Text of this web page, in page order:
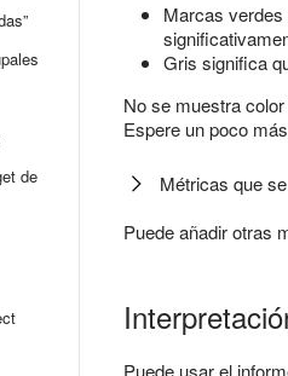
de
Marcas verdes
Gris significa
No se muestra
Espere un poco
Métricas que
Puede añadir otras
Puede usar el